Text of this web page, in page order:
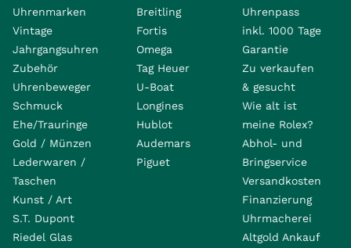
Uhrenmarken
Vintage
Jahrgangsuhren
Zubehör
Uhrenbeweger
Schmuck
Ehe/Trauringe
Gold / Münzen
Lederwaren /
Taschen
Kunst / Art
S.T. Dupont
Riedel Glas
Breitling
Fortis
Omega
Tag Heuer
U-Boat
Longines
Hublot
Audemars
Piguet
Uhrenpass
inkl. 1000 Tage
Garantie
Zu verkaufen
& gesucht
Wie alt ist
meine Rolex?
Abhol- und
Bringservice
Versandkosten
Finanzierung
Uhrmacherei
Altgold Ankauf